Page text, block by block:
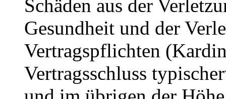
Schäden aus der
Gesundheit und der
Vertragspflichten
Vertragsschluss